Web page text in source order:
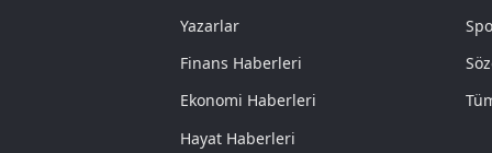
Yazarlar
Finans Haberleri
Ekonomi Haberleri
Hayat Haberleri